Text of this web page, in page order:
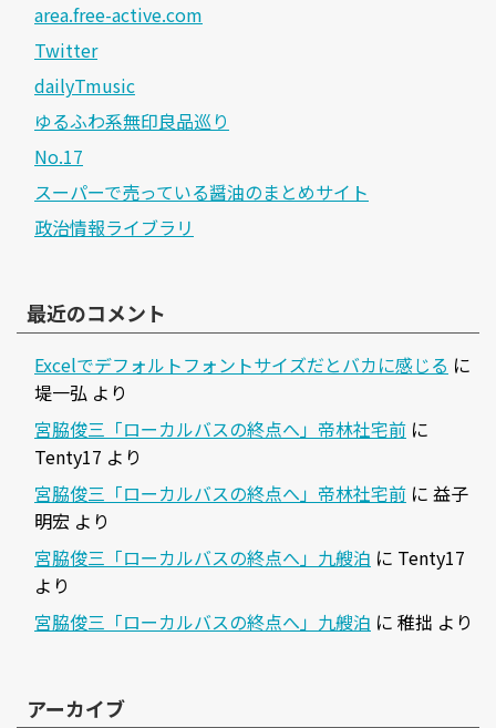
area.free-active.com
Twitter
dailyTmusic
ゆるふわ系無印良品巡り
No.17
スーパーで売っている醤油のまとめサイト
政治情報ライブラリ
最近のコメント
Excelでデフォルトフォントサイズだとバカに感じる に
堤一弘 より
宮脇俊三「ローカルバスの終点へ」帝林社宅前 に
Tenty17 より
宮脇俊三「ローカルバスの終点へ」帝林社宅前 に 益子
明宏 より
宮脇俊三「ローカルバスの終点へ」九艘泊 に Tenty17
より
宮脇俊三「ローカルバスの終点へ」九艘泊 に 稚拙 より
アーカイブ